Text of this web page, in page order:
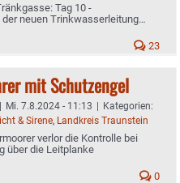
Tag 10 -
neuen Trinkwasserleitung
23
mit Schutzengel
| Mi. 7.8.2024 - 11:13 | Kategorien:
& Sirene, Landkreis Traunstein
verlor die Kontrolle bei
über die Leitplanke
0